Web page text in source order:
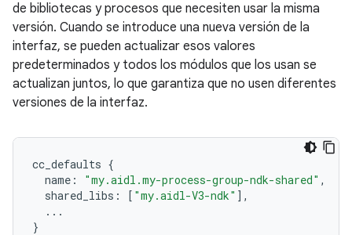
de bibliotecas y procesos que necesiten usar la misma
versión. Cuando se introduce una nueva versión de la
interfaz, se pueden actualizar esos valores
predeterminados y todos los módulos que los usan se
actualizan juntos, lo que garantiza que no usen diferentes
versiones de la interfaz.
cc_defaults {
name : "my.aidl.my-process-group-ndk-shared" ,
shared_libs : [ "my.aidl-V3-ndk" ],
...
}